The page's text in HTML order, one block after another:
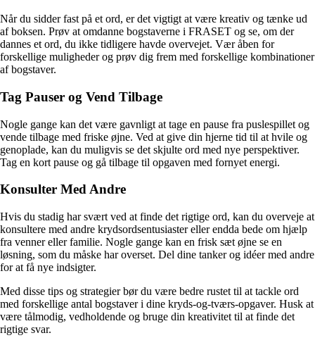
Når du sidder fast på et ord, er det vigtigt at være kreativ og tænke ud
af boksen. Prøv at omdanne bogstaverne i FRASET og se, om der
dannes et ord, du ikke tidligere havde overvejet. Vær åben for
forskellige muligheder og prøv dig frem med forskellige kombinationer
af bogstaver.
Tag Pauser og Vend Tilbage
Nogle gange kan det være gavnligt at tage en pause fra puslespillet og
vende tilbage med friske øjne. Ved at give din hjerne tid til at hvile og
genoplade, kan du muligvis se det skjulte ord med nye perspektiver.
Tag en kort pause og gå tilbage til opgaven med fornyet energi.
Konsulter Med Andre
Hvis du stadig har svært ved at finde det rigtige ord, kan du overveje at
konsultere med andre krydsordsentusiaster eller endda bede om hjælp
fra venner eller familie. Nogle gange kan en frisk sæt øjne se en
løsning, som du måske har overset. Del dine tanker og idéer med andre
for at få nye indsigter.
Med disse tips og strategier bør du være bedre rustet til at tackle ord
med forskellige antal bogstaver i dine kryds-og-tværs-opgaver. Husk at
være tålmodig, vedholdende og bruge din kreativitet til at finde det
rigtige svar.